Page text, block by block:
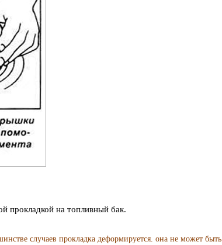
прокладкой на топливный бак.
случаев прокладка деформируется. она не может быть